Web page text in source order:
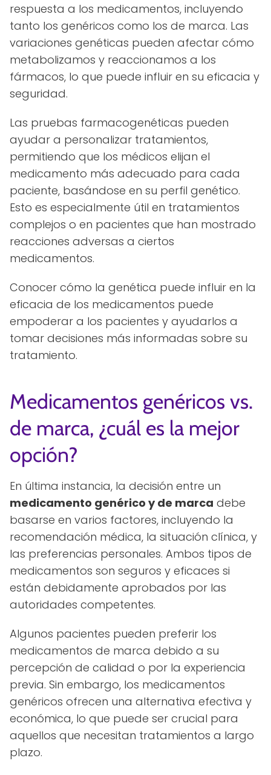
respuesta a los medicamentos, incluyendo
tanto los genéricos como los de marca. Las
variaciones genéticas pueden afectar cómo
metabolizamos y reaccionamos a los
fármacos, lo que puede influir en su eficacia y
seguridad.
Las pruebas farmacogenéticas pueden
ayudar a personalizar tratamientos,
permitiendo que los médicos elijan el
medicamento más adecuado para cada
paciente, basándose en su perfil genético.
Esto es especialmente útil en tratamientos
complejos o en pacientes que han mostrado
reacciones adversas a ciertos
medicamentos.
Conocer cómo la genética puede influir en la
eficacia de los medicamentos puede
empoderar a los pacientes y ayudarlos a
tomar decisiones más informadas sobre su
tratamiento.
Medicamentos genéricos vs.
de marca, ¿cuál es la mejor
opción?
En última instancia, la decisión entre un
medicamento genérico y de marca debe
basarse en varios factores, incluyendo la
recomendación médica, la situación clínica, y
las preferencias personales. Ambos tipos de
medicamentos son seguros y eficaces si
están debidamente aprobados por las
autoridades competentes.
Algunos pacientes pueden preferir los
medicamentos de marca debido a su
percepción de calidad o por la experiencia
previa. Sin embargo, los medicamentos
genéricos ofrecen una alternativa efectiva y
económica, lo que puede ser crucial para
aquellos que necesitan tratamientos a largo
plazo.